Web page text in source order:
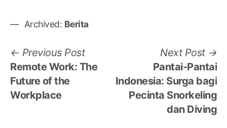
Archived: Berita
Post
navigation
Previous PostPrevious
post:
Remote Work: The
Future of the
Workplace
Next Post
Pantai-Pantai
Indonesia: Surga bagi
Pecinta Snorkeling
dan Diving